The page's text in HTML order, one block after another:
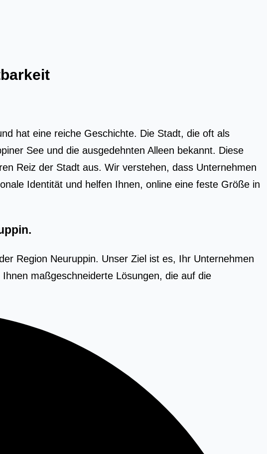
hat eine reiche Geschichte. Die Stadt, die oft als
See und die ausgedehnten Alleen bekannt. Diese
Reiz der Stadt aus. Wir verstehen, dass Unternehmen
Identität und helfen Ihnen, online eine feste Größe in
.
Region Neuruppin. Unser Ziel ist es, Ihr Unternehmen
Ihnen maßgeschneiderte Lösungen, die auf die